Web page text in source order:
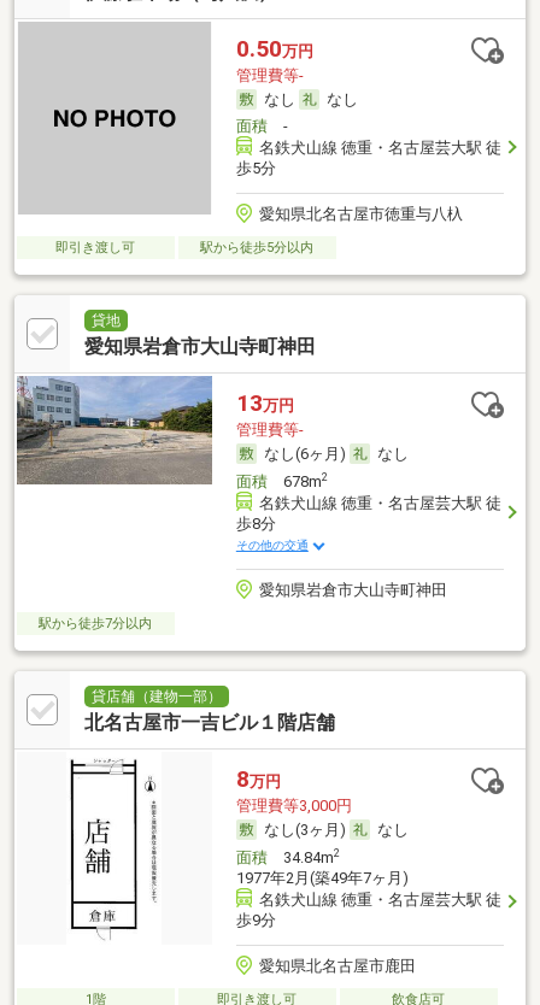
0.50万円
管理費等-
なし
なし
面積-
名鉄犬山線 徳重・名古屋芸大駅 徒
歩5分
愛知県北名古屋市徳重与八杁
即引き渡し可 駅から徒歩5分以内
貸地
愛知県岩倉市大山寺町神田
13万円
管理費等-
なし(6ヶ月)
なし
面積678m2
名鉄犬山線 徳重・名古屋芸大駅 徒
歩8分
その他の交通
愛知県岩倉市大山寺町神田
駅から徒歩7分以内
貸店舗（建物一部）
北名古屋市一吉ビル１階店舗
8万円
管理費等3,000円
なし(3ヶ月)
なし
面積34.84m2
1977年2月(築49年7ヶ月)
名鉄犬山線 徳重・名古屋芸大駅 徒
歩9分
愛知県北名古屋市鹿田
1階 即引き渡し可
飲食店可